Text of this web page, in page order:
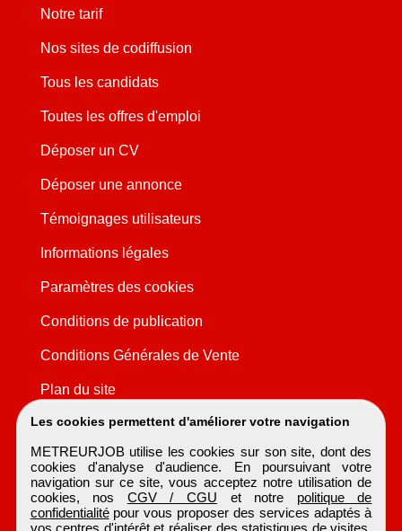
Les cookies permettent d'améliorer votre navigation
METREURJOB utilise les cookies sur son site, dont des
cookies d'analyse d'audience. En poursuivant votre
navigation sur ce site, vous acceptez notre utilisation de
cookies, nos CGV / CGU et notre politique de
confidentialitépour vous proposer des services adaptés à
vos centres d'intérêt et réaliser des statistiques de visites.
Notre tarif
Nos sites de codiffusion
Tous les candidats
Toutes les offres d'emploi
Déposer un CV
Déposer une annonce
Témoignages utilisateurs
Informations légales
Paramètres des cookies
Conditions de publication
Conditions Générales de Vente
Plan du site